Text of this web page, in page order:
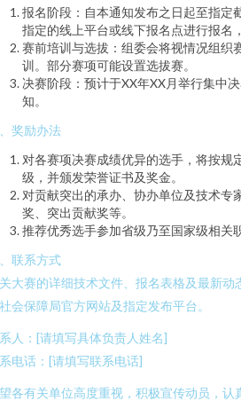
报名阶段：自本通知发布之日起至指定
指定的线上平台或线下报名点进行报名
赛前培训与选拔：组委会将视情况组织
训。部分赛项可能设置选拔赛。
决赛阶段：预计于XX年XX月举行集中
知。
奖励办法
对各赛项决赛成绩优异的选手，将按规
级，并颁发荣誉证书及奖金。
对贡献突出的承办、协办单位及技术专
奖、突出贡献奖等。
推荐优秀选手参加省级乃至国家级相关
联系方式
大赛的详细技术文件、报名表格及最新
会保障局官方网站及指定发布平台。
人：[请填写具体负责人姓名]
电话：[请填写联系电话]
各有关单位高度重视，积极宣传动员，